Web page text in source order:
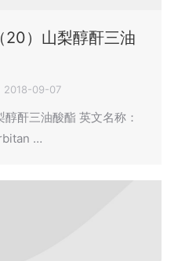
20）山梨醇酐三油
2018-09-07
酐三油酸酯 英文名称：
…